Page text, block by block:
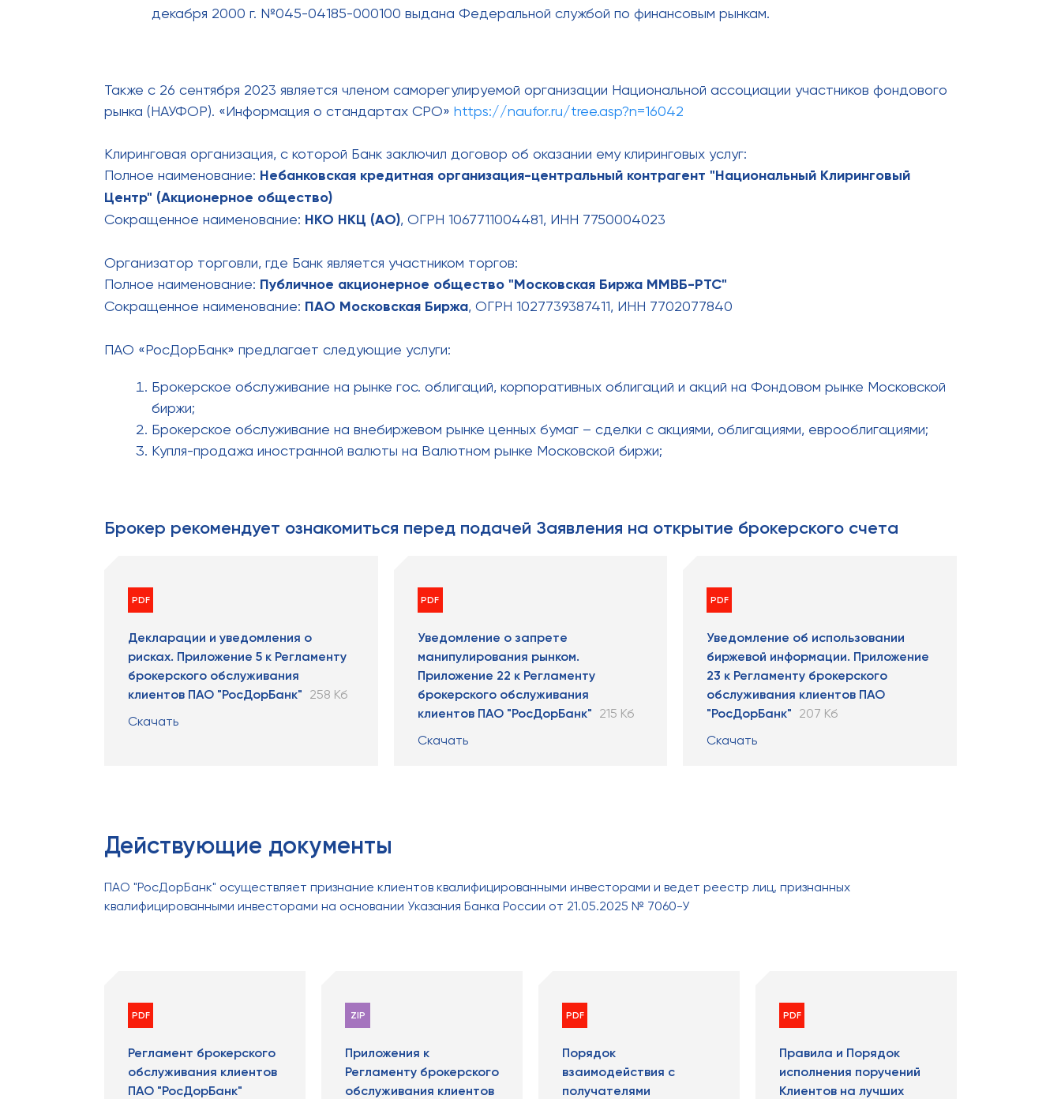
декабря 2000 г. №045-04185-000100 выдана Федеральной службой по финансовым рынкам.
Также с 26 сентября 2023 является членом саморегулируемой организации Национальной ассоциации участников фондового
рынка (НАУФОР). «Информация о стандартах СРО» https://naufor.ru/tree.asp?n=16042
Клиринговая организация, с которой Банк заключил договор об оказании ему клиринговых услуг:
Полное наименование: Небанковская кредитная организация-центральный контрагент "Национальный Клиринговый
Центр" (Акционерное общество)
Сокращенное наименование: НКО НКЦ (АО), ОГРН 1067711004481, ИНН 7750004023
Организатор торговли, где Банк является участником торгов:
Полное наименование: Публичное акционерное общество "Московская Биржа ММВБ-РТС"
Сокращенное наименование: ПАО Московская Биржа, ОГРН 1027739387411, ИНН 7702077840
ПАО «РосДорБанк» предлагает следующие услуги:
Брокерское обслуживание на рынке гос. облигаций, корпоративных облигаций и акций на Фондовом рынке Московской
биржи;
Брокерское обслуживание на внебиржевом рынке ценных бумаг – сделки с акциями, облигациями, еврооблигациями;
Купля-продажа иностранной валюты на Валютном рынке Московской биржи;
Брокер рекомендует ознакомиться перед подачей Заявления на открытие брокерского счета
PDF
Декларации и уведомления о
рисках. Приложение 5 к Регламенту
брокерского обслуживания
клиентов ПАО "РосДорБанк" 258 Кб
Скачать
PDF
Уведомление о запрете
манипулирования рынком.
Приложение 22 к Регламенту
брокерского обслуживания
клиентов ПАО "РосДорБанк" 215 Кб
Скачать
PDF
Уведомление об использовании
биржевой информации. Приложение
23 к Регламенту брокерского
обслуживания клиентов ПАО
"РосДорБанк" 207 Кб
Скачать
Действующие документы
ПАО "РосДорБанк" осуществляет признание клиентов квалифицированными инвесторами и ведет реестр лиц, признанных
квалифицированными инвесторами на основании Указания Банка России от 21.05.2025 № 7060-У
PDF
Регламент брокерского
обслуживания клиентов
ПАО "РосДорБанк"
ZIP
Приложения к
Регламенту брокерского
обслуживания клиентов
PDF
Порядок
взаимодействия с
получателями
PDF
Правила и Порядок
исполнения поручений
Клиентов на лучших